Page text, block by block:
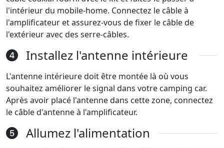
l'intérieur du mobile-home. Connectez le câble à
l'amplificateur et assurez-vous de fixer le câble de
l'extérieur avec des serre-câbles.
Installez l'antenne intérieure
L'antenne intérieure doit être montée là où vous
souhaitez améliorer le signal dans votre camping car.
Après avoir placé l'antenne dans cette zone, connectez
le câble d'antenne à l'amplificateur.
Allumez l'alimentation